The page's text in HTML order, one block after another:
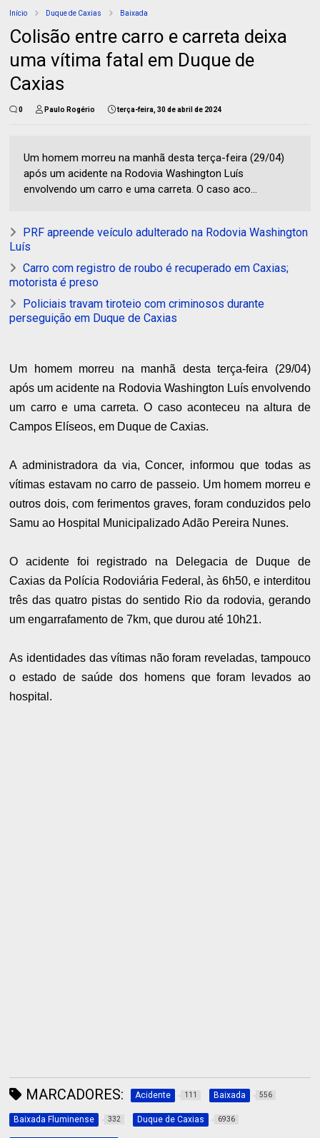
Início Duque de Caxias Baixada
Colisão entre carro e carreta deixa
uma vítima fatal em Duque de
Caxias
0 Paulo Rogério terça-feira, 30 de abril de 2024
Um homem morreu na manhã desta terça-feira (29/04)
após um acidente na Rodovia Washington Luís
envolvendo um carro e uma carreta. O caso aco...
PRF apreende veículo adulterado na Rodovia Washington
Luís
Carro com registro de roubo é recuperado em Caxias;
motorista é preso
Policiais travam tiroteio com criminosos durante
perseguição em Duque de Caxias
Um homem morreu na manhã desta terça-feira (29/04)
após um acidente na Rodovia Washington Luís envolvendo
um carro e uma carreta. O caso aconteceu na altura de
Campos Elíseos, em Duque de Caxias.
A administradora da via, Concer, informou que todas as
vítimas estavam no carro de passeio. Um homem morreu e
outros dois, com ferimentos graves, foram conduzidos pelo
Samu ao Hospital Municipalizado Adão Pereira Nunes.
O acidente foi registrado na Delegacia de Duque de
Caxias da Polícia Rodoviária Federal, às 6h50, e interditou
três das quatro pistas do sentido Rio da rodovia, gerando
um engarrafamento de 7km, que durou até 10h21.
As identidades das vítimas não foram reveladas, tampouco
o estado de saúde dos homens que foram levados ao
hospital.
MARCADORES: Acidente 111 Baixada 556
Baixada Fluminense 332 Duque de Caxias 6936